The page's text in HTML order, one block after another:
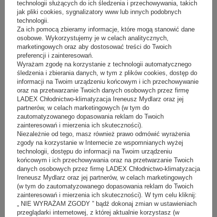
Lada chłodnicza BART LIFT 1.87 / 1.1 DYN
Producent:
MAWI
Sugerowana cena netto:
13 443,00 zł (netto)
Nasza cena: 12 098,70 zł(netto)
długość
1334 mm 1584 mm
2584 mm
- 20% PRZECENA POLECANY
technologii służących do ich śledzenia i przechowywania, takich
jak pliki cookies, sygnalizatory www lub innych podobnych
technologii.
Za ich pomocą zbieramy informacje, które mogą stanowić dane
osobowe. Wykorzystujemy je w celach analitycznych,
marketingowych oraz aby dostosować treści do Twoich
preferencji i zainteresowań.
Wyrażam zgodę na korzystanie z technologii automatycznego
śledzenia i zbierania danych, w tym z plików cookies, dostęp do
informacji na Twoim urządzeniu końcowym i ich przechowywanie
oraz na przetwarzanie Twoich danych osobowych przez firmę
LADEX Chłodnictwo-klimatyzacja Ireneusz Mydlarz oraz jej
partnerów, w celach marketingowych (w tym do
zautomatyzowanego dopasowania reklam do Twoich
zainteresowań i mierzenia ich skuteczności).
Niezależnie od tego, masz również prawo odmówić wyrażenia
zgody na korzystanie w Internecie ze wspomnianych wyżej
technologii, dostępu do informacji na Twoim urządzeniu
końcowym i ich przechowywania oraz na przetwarzanie Twoich
danych osobowych przez firmę LADEX Chłodnictwo-klimatyzacja
Ireneusz Mydlarz oraz jej partnerów, w celach marketingowych
(w tym do zautomatyzowanego dopasowania reklam do Twoich
zainteresowań i mierzenia ich skuteczności). W tym celu kliknij:
„ NIE WYRAŻAM ZGODY ” bądź dokonaj zmian w ustawieniach
przeglądarki internetowej, z której aktualnie korzystasz (w